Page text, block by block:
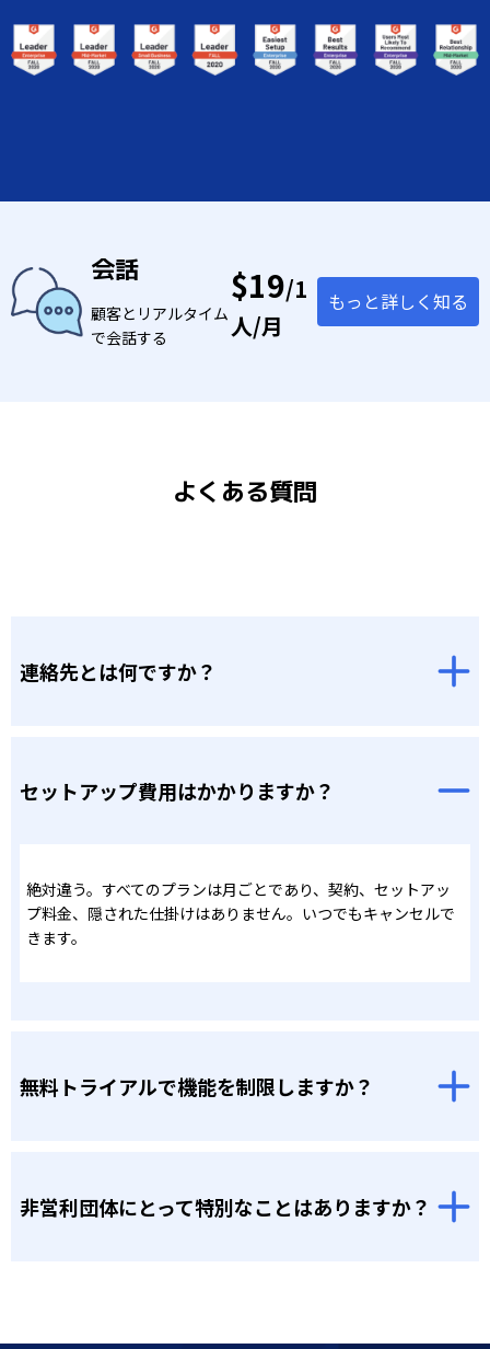
会話
顧客とリアルタイム
で会話する
$19/1
人/月
もっと詳しく知る
よくある質問
連絡先とは何ですか？
セットアップ費用はかかりますか？
絶対違う。すべてのプランは月ごとであり、契約、セットアッ
プ料金、隠された仕掛けはありません。いつでもキャンセルで
きます。
無料トライアルで機能を制限しますか？
非営利団体にとって特別なことはありますか？